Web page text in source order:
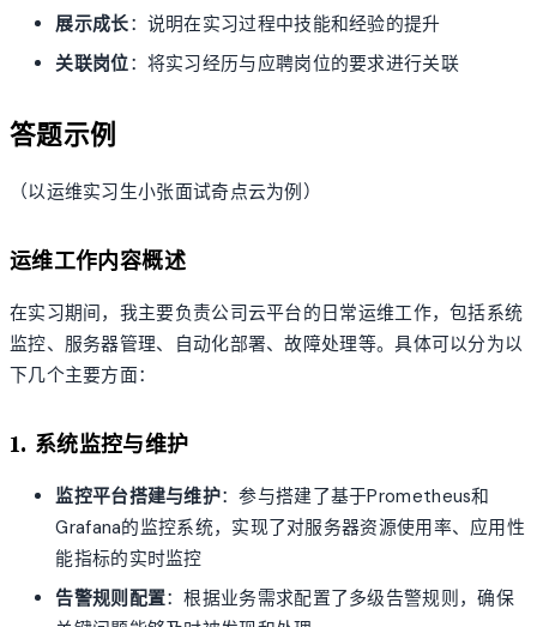
展示成长：说明在实习过程中技能和经验的提升
关联岗位：将实习经历与应聘岗位的要求进行关联
答题示例
（以运维实习生小张面试奇点云为例）
运维工作内容概述
在实习期间，我主要负责公司云平台的日常运维工作，包括系统
监控、服务器管理、自动化部署、故障处理等。具体可以分为以
下几个主要方面：
1. 系统监控与维护
监控平台搭建与维护：参与搭建了基于Prometheus和
Grafana的监控系统，实现了对服务器资源使用率、应用性
能指标的实时监控
告警规则配置：根据业务需求配置了多级告警规则，确保